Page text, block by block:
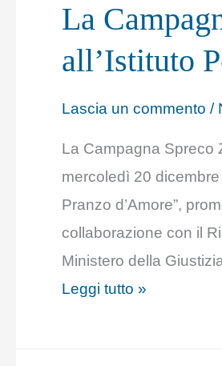
La
all’Istituto
Lascia un commento /
La Campagna Spreco
mercoledì 20
Pranzo d’Amore”,
collaborazione con il
Ministero della
Spreco
Zero
ha
fatto
all’Istituto
Penitenziario
di
Bologna
Leggi tutto »